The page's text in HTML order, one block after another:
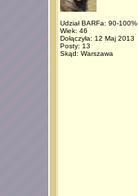
Udział BARFa: 90-100%
Wiek: 46
Dołączyła: 12 Maj 2013
Posty: 13
Skąd: Warszawa